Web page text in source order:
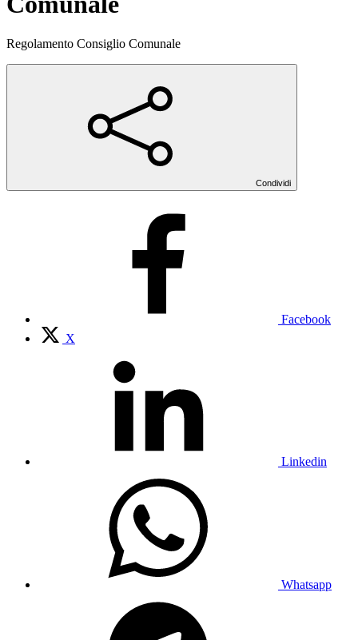
Regolamento Consiglio Comunale
Condividi
Facebook
X
Linkedin
Whatsapp